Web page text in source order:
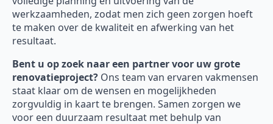
werkzaamheden, zodat men zich geen zorgen hoeft
te maken over de kwaliteit en afwerking van het
resultaat.
Bent u op zoek naar een partner voor uw grote
renovatieproject? Ons team van ervaren vakmensen
staat klaar om de wensen en mogelijkheden
zorgvuldig in kaart te brengen. Samen zorgen we
voor een duurzaam resultaat met behulp van